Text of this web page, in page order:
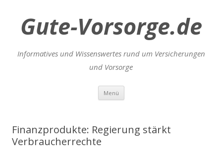
Gute-Vorsorge.de
Informatives und Wissenswertes rund um Versicherungen
und Vorsorge
Menü Zum
springen
Finanzprodukte: Regierung stärkt
Verbraucherrechte